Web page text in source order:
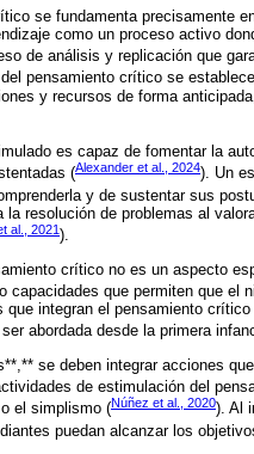
se fundamenta precisamente
como un proceso activo
de análisis y replicación que
pensamiento crítico se
y recursos de forma
es capaz de fomentar la
(Alexander et al., 2024). Un
y de sustentar sus
resolución de problemas al
al., 2021).
crítico no es un aspecto
capacidades que permiten que el
integran el pensamiento crítico
abordada desde la primera
se deben integrar acciones
de estimulación del
el simplismo (Núñez et al., 2020). Al
puedan alcanzar los